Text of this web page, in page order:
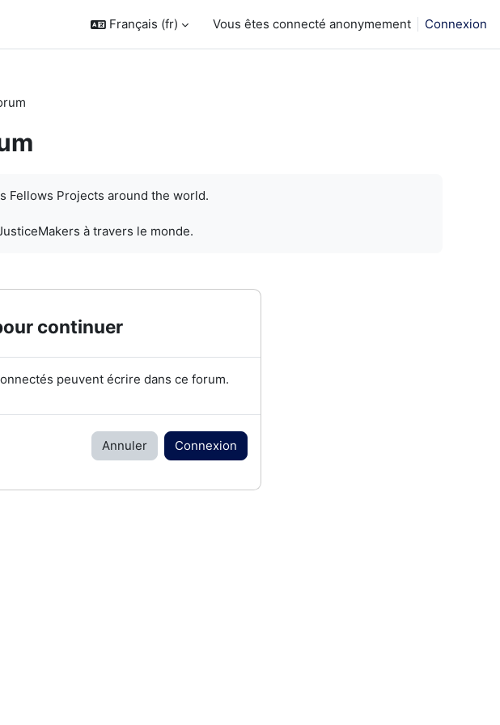
Français ‎(fr)‎ Vous êtes connecté anonymement Connexion
Fellows Projects around the world.
à travers le monde.
continuer
peuvent écrire dans ce forum.
Annuler Connexion